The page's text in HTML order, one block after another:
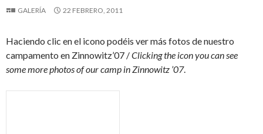
GALERÍA 22 FEBRERO, 2011
Haciendo clic en el icono podéis ver más fotos de nuestro
campamento en Zinnowitz’07 /Clicking the icon you can see
some more photos of our camp in Zinnowitz ’07.